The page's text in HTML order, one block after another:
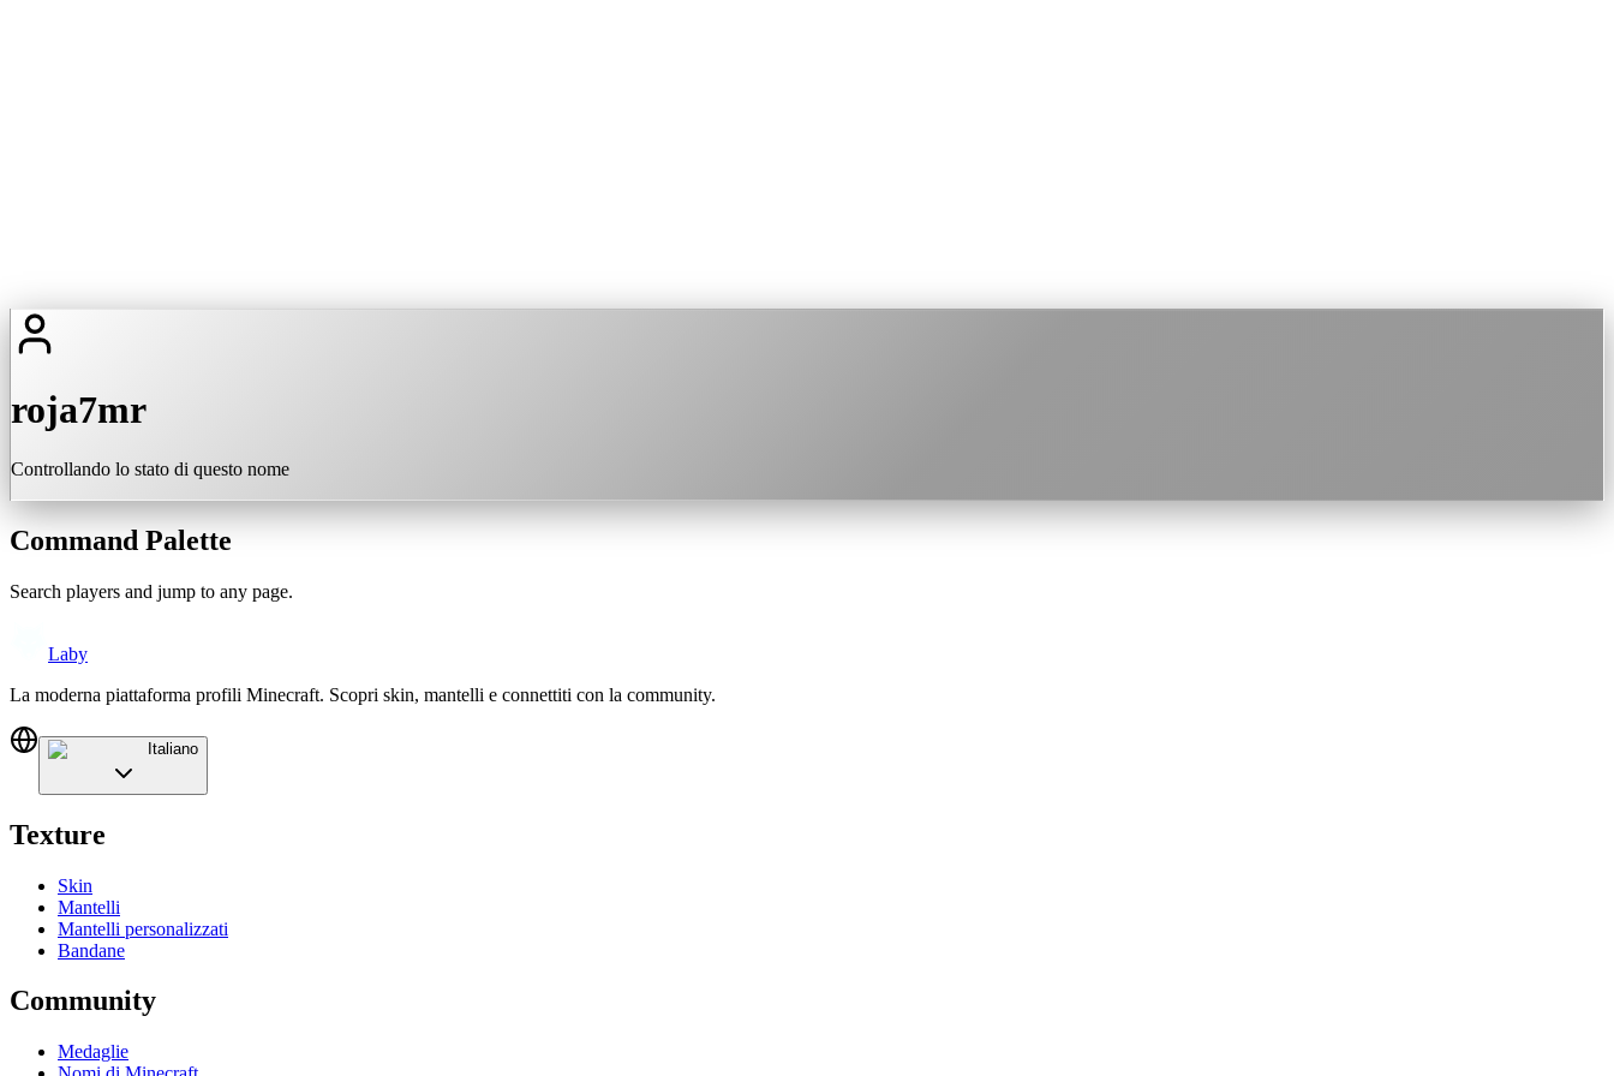
roja7mr
Controllando lo stato di questo nome
Command Palette
Search players and jump to any page.
Laby
La moderna piattaforma profili Minecraft. Scopri skin, mantelli e connettiti con la community.
Italiano
Texture
Skin
Mantelli
Mantelli personalizzati
Bandane
Community
Medaglie